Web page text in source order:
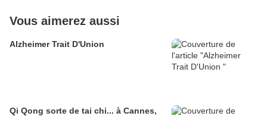
Vous aimerez aussi
Alzheimer Trait D'Union
Qi Qong sorte de tai chi... à Cannes,